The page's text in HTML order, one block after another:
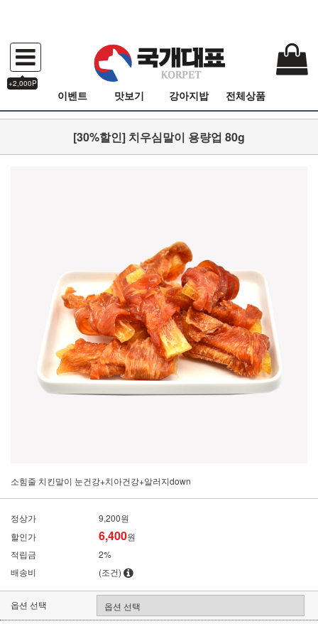
+2,000P
이벤트 맛보기 강아지밥 전체상품
[30%할인] 치우심말이 용량업 80g
소힘줄 치킨말이 눈건강+치아건강+알러지down
정상가
9,200원
할인가
6,400원
적립금
2%
배송비
(조건)
옵션 선택